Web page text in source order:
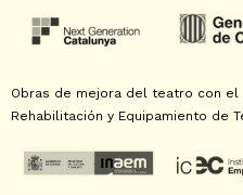
Obras de mejora del teatro con
Rehabilitación y Equipamiento de